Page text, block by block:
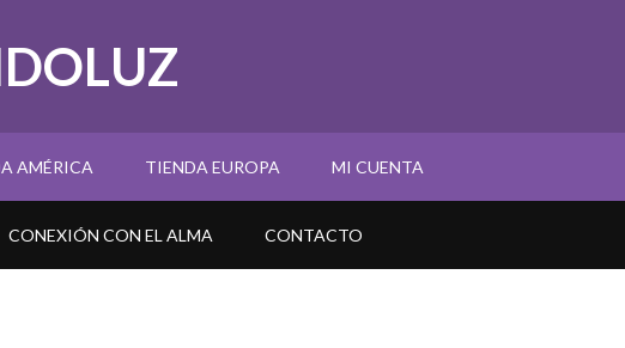
AMÉRICA TIENDA EUROPA MI CUENTA
CONEXIÓN CON EL ALMA CONTACTO